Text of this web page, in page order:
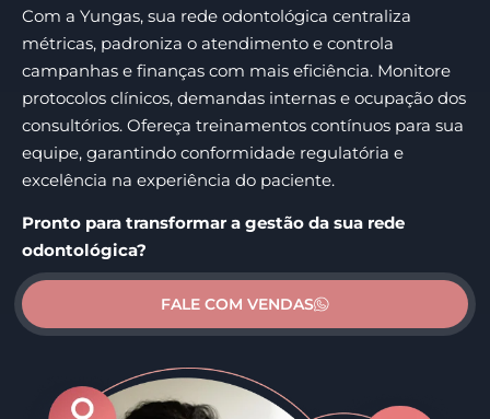
Com a Yungas, sua rede odontológica centraliza
métricas, padroniza o atendimento e controla
campanhas e finanças com mais eficiência. Monitore
protocolos clínicos, demandas internas e ocupação dos
consultórios. Ofereça treinamentos contínuos para sua
equipe, garantindo conformidade regulatória e
excelência na experiência do paciente.
Pronto para transformar a gestão da sua rede
odontológica?
FALE COM VENDAS